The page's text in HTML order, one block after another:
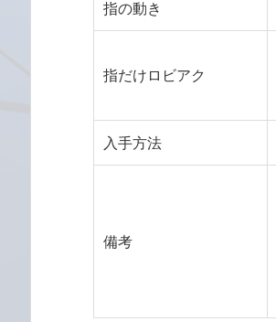
指の動き
指だけロビアク
入手方法
備考